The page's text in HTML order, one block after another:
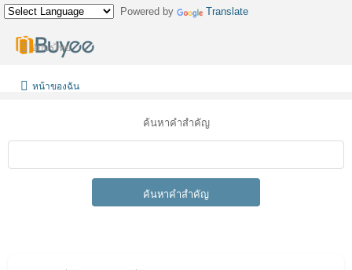
Powered by Translate
อักษรไทย
หน้าของฉัน
ค้นหาคำสำคัญ
ค้นหาคำสำคัญ